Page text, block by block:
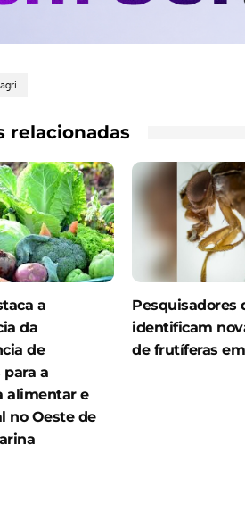
relacionadas
a
da
de
a
alimentar e
no Oeste de
Pesquisadores
identificam
de frutíferas em